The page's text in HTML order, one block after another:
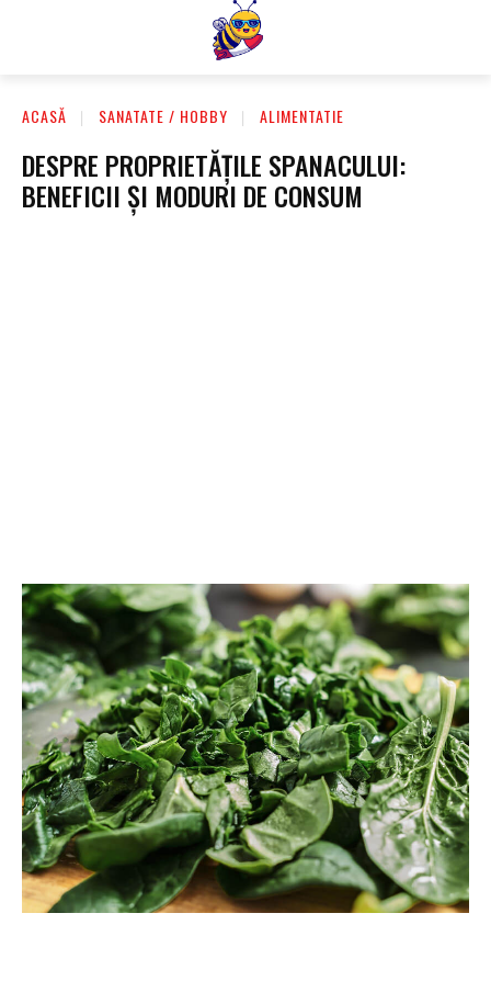
ACASĂ SANATATE / HOBBY ALIMENTATIE
DESPRE PROPRIETĂȚILE SPANACULUI:
BENEFICII ȘI MODURI DE CONSUM